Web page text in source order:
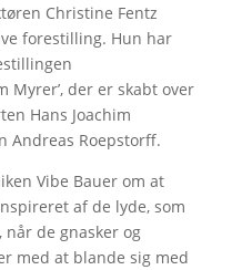
Christine Fentz
forestilling. Hun har
Myrer’, der er skabt over
Hans Joachim
Andreas Roepstorff.
Vibe Bauer om at
af de lyde, som
de gnasker og
med at blande sig med